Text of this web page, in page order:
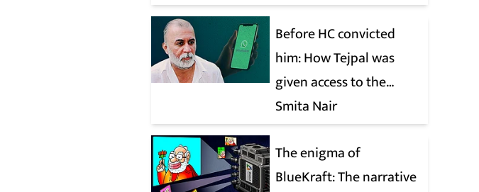
Before HC convicted
him: How Tejpal was
given access to the
victim’s personal chats
to build his defence
Smita Nair
The enigma of
BlueKraft: The narrative